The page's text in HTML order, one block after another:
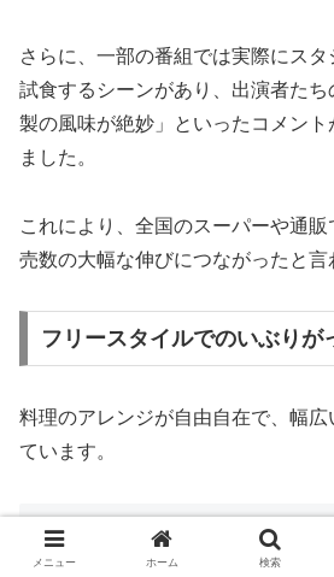
さらに、一部の番組では実際にス
試食するシーンがあり、出演者た
製の風味が絶妙」といったコメント
ました。
これにより、全国のスーパーや通
売数の大幅な伸びにつながったと言
フリースタイルでのいぶりが
料理のアレンジが自由自在で、幅
ています。
いぶりがっこを使ったレシ
メニュー ホーム 検索